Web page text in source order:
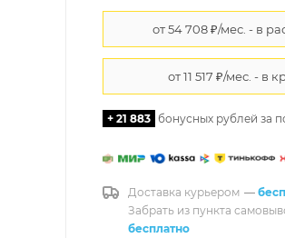
+ 21 883 бонусных рублей за
Доставка курьером —
Забрать из пункта
бесплатно